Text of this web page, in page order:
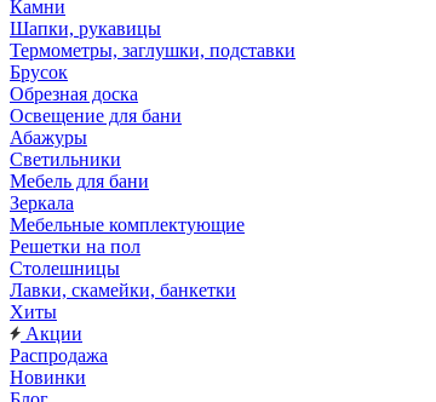
Камни
Шапки, рукавицы
Термометры, заглушки, подставки
Брусок
Обрезная доска
Освещение для бани
Абажуры
Светильники
Мебель для бани
Зеркала
Мебельные комплектующие
Решетки на пол
Столешницы
Лавки, скамейки, банкетки
Хиты
Акции
Распродажа
Новинки